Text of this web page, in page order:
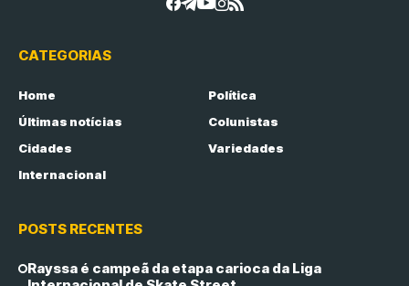
CATEGORIAS
Home
Política
Últimas notícias
Colunistas
Cidades
Variedades
Internacional
POSTS RECENTES
Rayssa é campeã da etapa carioca da Liga